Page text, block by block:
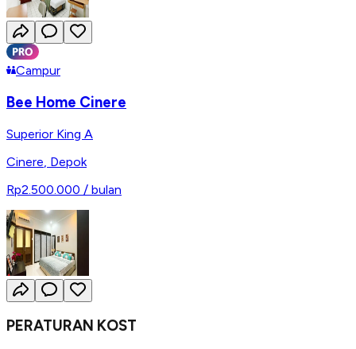
Campur
Bee Home Cinere
Superior King A
Cinere Depok
Rp2.500.000 / bulan
PERATURAN KOST